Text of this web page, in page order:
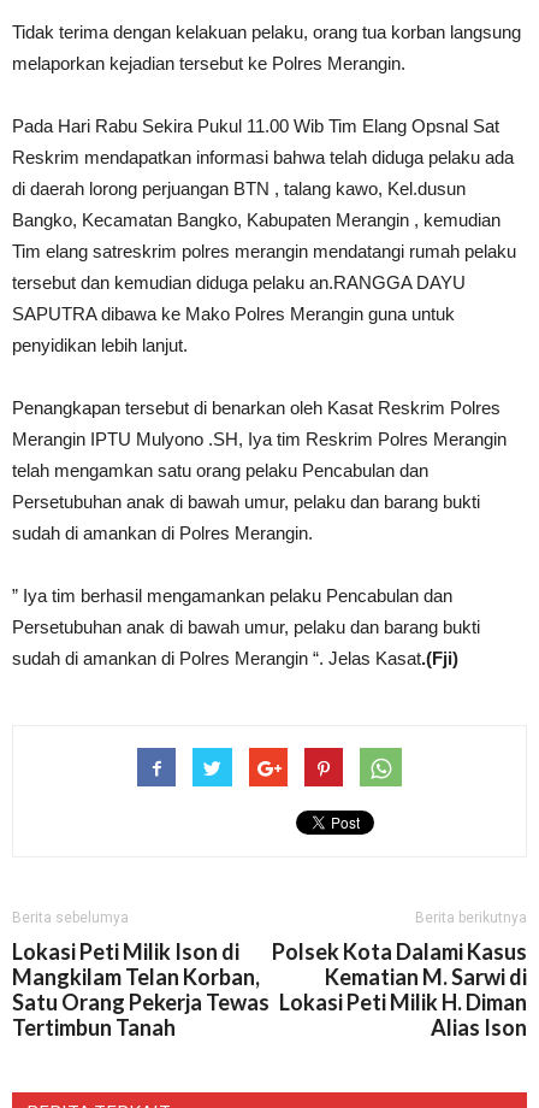
Tidak terima dengan kelakuan pelaku, orang tua korban langsung
melaporkan kejadian tersebut ke Polres Merangin.
Pada Hari Rabu Sekira Pukul 11.00 Wib Tim Elang Opsnal Sat
Reskrim mendapatkan informasi bahwa telah diduga pelaku ada
di daerah lorong perjuangan BTN , talang kawo, Kel.dusun
Bangko, Kecamatan Bangko, Kabupaten Merangin , kemudian
Tim elang satreskrim polres merangin mendatangi rumah pelaku
tersebut dan kemudian diduga pelaku an.RANGGA DAYU
SAPUTRA dibawa ke Mako Polres Merangin guna untuk
penyidikan lebih lanjut.
Penangkapan tersebut di benarkan oleh Kasat Reskrim Polres
Merangin IPTU Mulyono .SH, Iya tim Reskrim Polres Merangin
telah mengamkan satu orang pelaku Pencabulan dan
Persetubuhan anak di bawah umur, pelaku dan barang bukti
sudah di amankan di Polres Merangin.
” Iya tim berhasil mengamankan pelaku Pencabulan dan
Persetubuhan anak di bawah umur, pelaku dan barang bukti
sudah di amankan di Polres Merangin “. Jelas Kasat.(Fji)
Berita sebelumya
Lokasi Peti Milik Ison di
Mangkilam Telan Korban,
Satu Orang Pekerja Tewas
Tertimbun Tanah
Berita berikutnya
Polsek Kota Dalami Kasus
Kematian M. Sarwi di
Lokasi Peti Milik H. Diman
Alias Ison